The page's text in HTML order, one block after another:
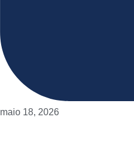
maio 18, 2026